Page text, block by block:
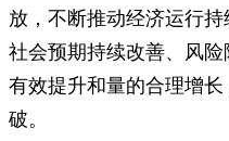
放，不断推动经济运行持
社会预期持续改善、风
有效提升和量的合理增
破。